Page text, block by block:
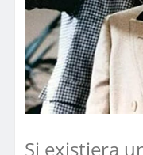
Si existiera